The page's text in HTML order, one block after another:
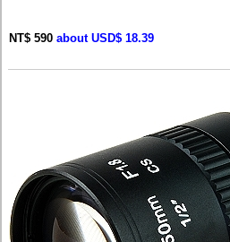
NT$ 590 about USD$ 18.39